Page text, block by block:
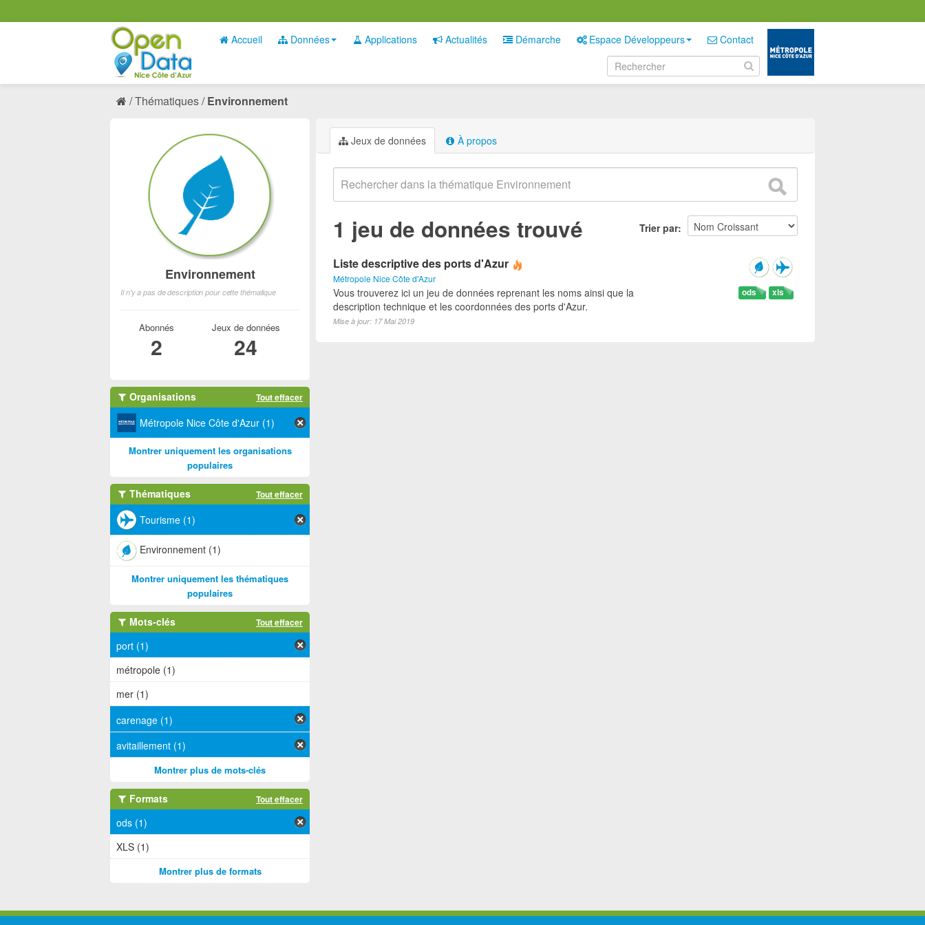
Accueil Données Applications Actualités Démarche Espace Développeurs Contact
Thématiques Environnement
Jeux de données À propos
Trier par
1 jeu de données trouvé
Liste descriptive des ports d'Azur
Métropole Nice Côte d'Azur
xls
ods
Vous trouverez ici un jeu de données reprenant les noms ainsi que la
description technique et les coordonnées des ports d'Azur.
Mise à jour: 17 Mai 2019
Environnement
Il n'y a pas de description pour cette thématique
Abonnés
2
Jeux de données
24
Organisations Tout effacer
Métropole Nice Côte d'Azur (1)
Montrer uniquement les organisations
populaires
Thématiques Tout effacer
Tourisme (1)
Environnement (1)
Montrer uniquement les thématiques
populaires
Mots-clés Tout effacer
port (1)
métropole (1)
mer (1)
carenage (1)
avitaillement (1)
Montrer plus de mots-clés
Formats Tout effacer
ods (1)
XLS (1)
Montrer plus de formats